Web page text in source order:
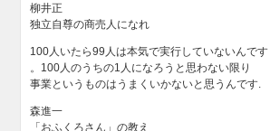
柳井正
独立自尊の商売人になれ
100人いたら99人は本気で実行していないんです
。100人のうちの1人になろうと思わない限り
事業というものはうまくいかないと思うんです.
森進一
「おふくろさん」の教え